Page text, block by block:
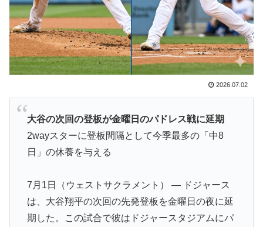
▶ 【海外の反応】冨安健洋がクリスタル・パレス加入へ
「アーセナルサポの好きなクラブで良かった」
▶ NPB時代の山本由伸の打撃練習にMLBファン騒然！
←「大谷の後に打たそう！」（海外の反応）
▶
【海外の反応】野球を観はじめたばかりなんだが大谷翔
ップ層ではあるが二刀流の影響で超一流とまでは言えな
いイメージ」「投手に専念したらサイヤングも獲れると
韓国、日本で韓国籍のインフルエンサーが7台の車に当
て逃げして逮捕されたのに「また日本は嫌韓しようとし
ている」と決めつけて責任転嫁
2026.07.02
大谷の次回の登板が金曜日のパドレス戦に延期
2wayスターに登板間隔として今季最多の「中8
日」の休養を与える
7月1日（ウェストサクラメント） — ドジャース
は、大谷翔平の次回の先発登板を金曜日の夜に延
期した。この試合で彼はドジャースタジアムにパ